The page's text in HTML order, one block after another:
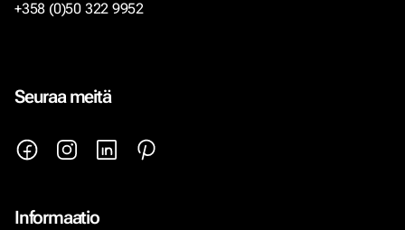
+358 (0)50 322 9952
Seuraa meitä
Informaatio